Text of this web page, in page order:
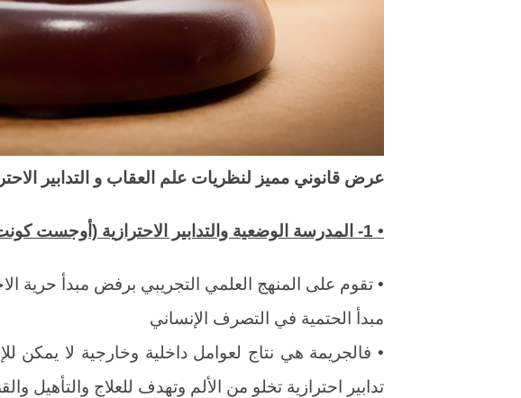
عرض قانوني مميز لنظريات علم العقاب و التدابير
• 1- المدرسة الوضعية والتدابير الاحترازية (أوجست كونت):
• تقوم على المنهج العلمي التجريبي برفض مبدأ حرية
مبدأ الحتمية في التصرف الإنساني
• فالجريمة هي نتاج لعوامل داخلية وخارجية لا يمكن
تدابير احترازية تخلو من الألم وتهدف للعلاج والتأهيل